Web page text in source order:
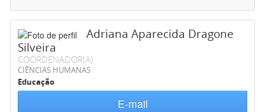
Adriana Aparecida Dragone
Silveira
COORDENADOR(A)
CIÊNCIAS HUMANAS
Educação
E-mail